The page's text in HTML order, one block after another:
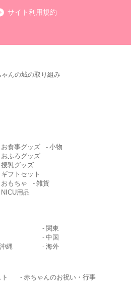
サイト利用規約
ゃんの城の取り組み
お食事グッズ
小物
おふろグッズ
授乳グッズ
ギフトセット
おもちゃ
雑貨
NICU用品
関東
中国
縄 海外
赤ちゃんのお祝い・行事